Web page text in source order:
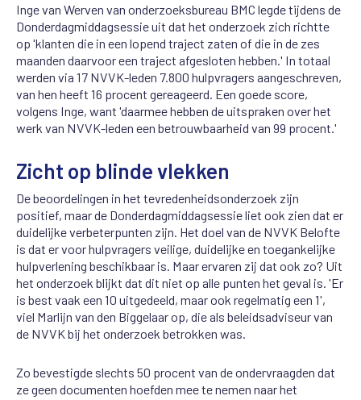
Inge van Werven van onderzoeksbureau BMC legde tijdens de
Donderdagmiddagsessie uit dat het onderzoek zich richtte
op 'klanten die in een lopend traject zaten of die in de zes
maanden daarvoor een traject afgesloten hebben.' In totaal
werden via 17 NVVK-leden 7.800 hulpvragers aangeschreven,
van hen heeft 16 procent gereageerd. Een goede score,
volgens Inge, want 'daarmee hebben de uitspraken over het
werk van NVVK-leden een betrouwbaarheid van 99 procent.'
Zicht op blinde vlekken
De beoordelingen in het tevredenheidsonderzoek zijn
positief, maar de Donderdagmiddagsessie liet ook zien dat er
duidelijke verbeterpunten zijn. Het doel van de NVVK Belofte
is dat er voor hulpvragers veilige, duidelijke en toegankelijke
hulpverlening beschikbaar is. Maar ervaren zij dat ook zo? Uit
het onderzoek blijkt dat dit niet op alle punten het geval is. 'Er
is best vaak een 10 uitgedeeld, maar ook regelmatig een 1',
viel Marlijn van den Biggelaar op, die als beleidsadviseur van
de NVVK bij het onderzoek betrokken was.
Zo bevestigde slechts 50 procent van de ondervraagden dat
ze geen documenten hoefden mee te nemen naar het